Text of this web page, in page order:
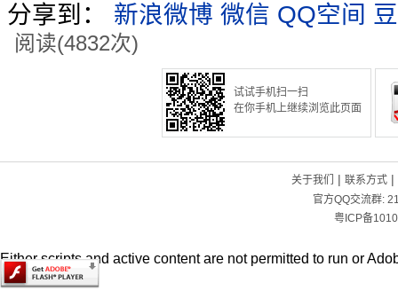
分享到： 新浪微博 微信 QQ空间
阅读(4832次)
试试手机扫一扫
在你手机上继续浏览此页面
关于我们 | 联系方式|
官方QQ交流群:
粤ICP备
Either scripts and active content are not permitted to run or